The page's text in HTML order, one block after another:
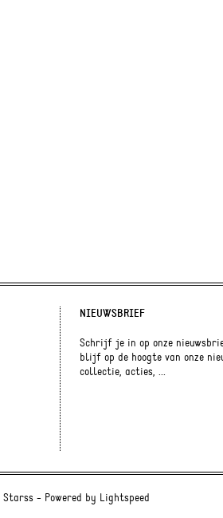
NIEUWSBRIEF
Schrijf je in op onze
blijf op de hoogte van onze
collectie, acties, ...
Starss - Powered by Lightspeed